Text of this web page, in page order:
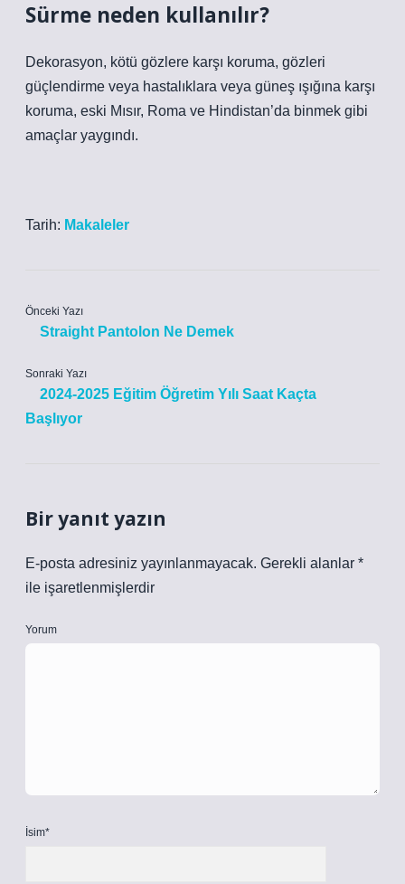
Sürme neden kullanılır?
Dekorasyon, kötü gözlere karşı koruma, gözleri
güçlendirme veya hastalıklara veya güneş ışığına karşı
koruma, eski Mısır, Roma ve Hindistan’da binmek gibi
amaçlar yaygındı.
Tarih: Makaleler
Önceki Yazı
Straight Pantolon Ne Demek
Sonraki Yazı
2024-2025 Eğitim Öğretim Yılı Saat Kaçta
Başlıyor
Bir yanıt yazın
E-posta adresiniz yayınlanmayacak. Gerekli alanlar *
ile işaretlenmişlerdir
Yorum
İsim*